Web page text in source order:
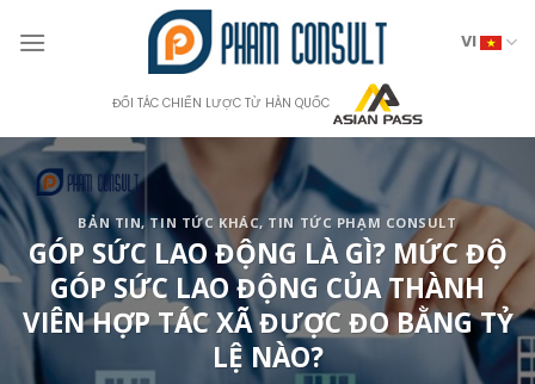
VI
ĐỐI TÁC CHIẾN LƯỢC TỪ HÀN QUỐC
BẢN TIN,TIN TỨC KHÁC, TIN TỨC PHẠM CONSULT
GÓP SỨC LAO ĐỘNG LÀ GÌ? MỨC ĐỘ
GÓP SỨC LAO ĐỘNG CỦA THÀNH
VIÊN HỢP TÁC XÃ ĐƯỢC ĐO BẰNG TỶ
LỆ NÀO?